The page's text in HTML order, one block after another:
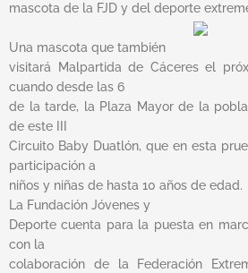
mascota de la FJD y del deporte
Una mascota que también
visitará Malpartida de Cáceres el
cuando desde las 6
de la tarde, la Plaza Mayor de la
de este III
Circuito Baby Duatlón, que en esta
participación a
niños y niñas de hasta 10 años de edad.
La Fundación Jóvenes y
Deporte cuenta para la puesta en
con la
colaboración de la Federación